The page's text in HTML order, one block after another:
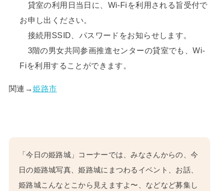
貸室の利用日当日に、Wi-Fiを利用される旨受付で
お申し出ください。
接続用SSID、パスワードをお知らせします。
3階の男女共同参画推進センターの貸室でも、Wi-
Fiを利用することができます。
関連→姫路市
「今日の姫路城」コーナーでは、みなさんからの、今
日の姫路城写真、姫路城にまつわるイベント、お話、
姫路城こんなとこから見えますよ〜、などなど募集し